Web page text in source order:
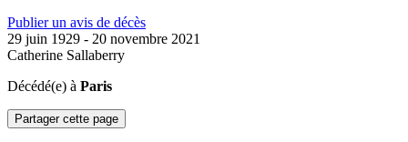
Publier un avis de décès
29 juin 1929 - 20 novembre 2021
Catherine Sallaberry
Décédé(e) à Paris
Partager cette page